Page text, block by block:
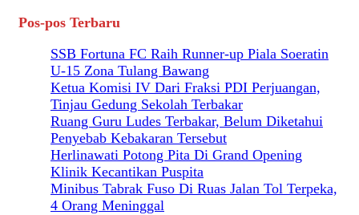
Pos-pos Terbaru
SSB Fortuna FC Raih Runner-up Piala Soeratin
U-15 Zona Tulang Bawang
Ketua Komisi IV Dari Fraksi PDI Perjuangan,
Tinjau Gedung Sekolah Terbakar
Ruang Guru Ludes Terbakar, Belum Diketahui
Penyebab Kebakaran Tersebut
Herlinawati Potong Pita Di Grand Opening
Klinik Kecantikan Puspita
Minibus Tabrak Fuso Di Ruas Jalan Tol Terpeka,
4 Orang Meninggal